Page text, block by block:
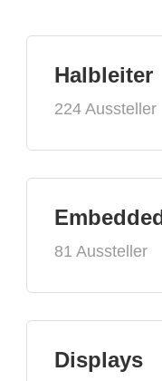
Halbleiter
224 Aussteller
81 Aussteller
Displays